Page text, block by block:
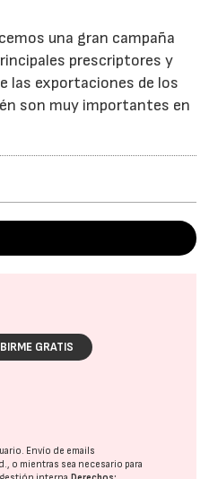
una gran campaña
prescriptores y
las exportaciones de los
son muy importantes en
GRATIS
Envío de emails
o mientras sea necesario para